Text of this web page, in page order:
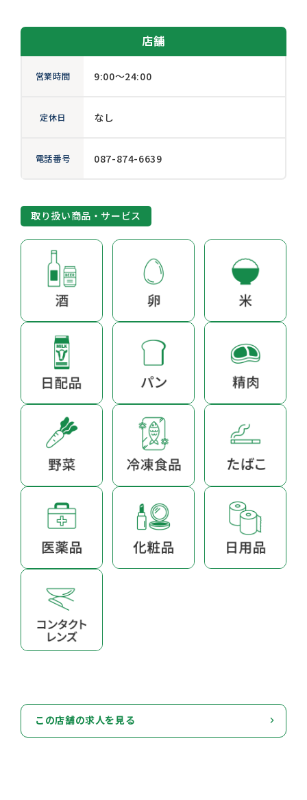
店舗
営業時間 9:00～24:00
定休日 なし
電話番号 087-874-6639
取り扱い商品・サービス
この店舗の求人を見る